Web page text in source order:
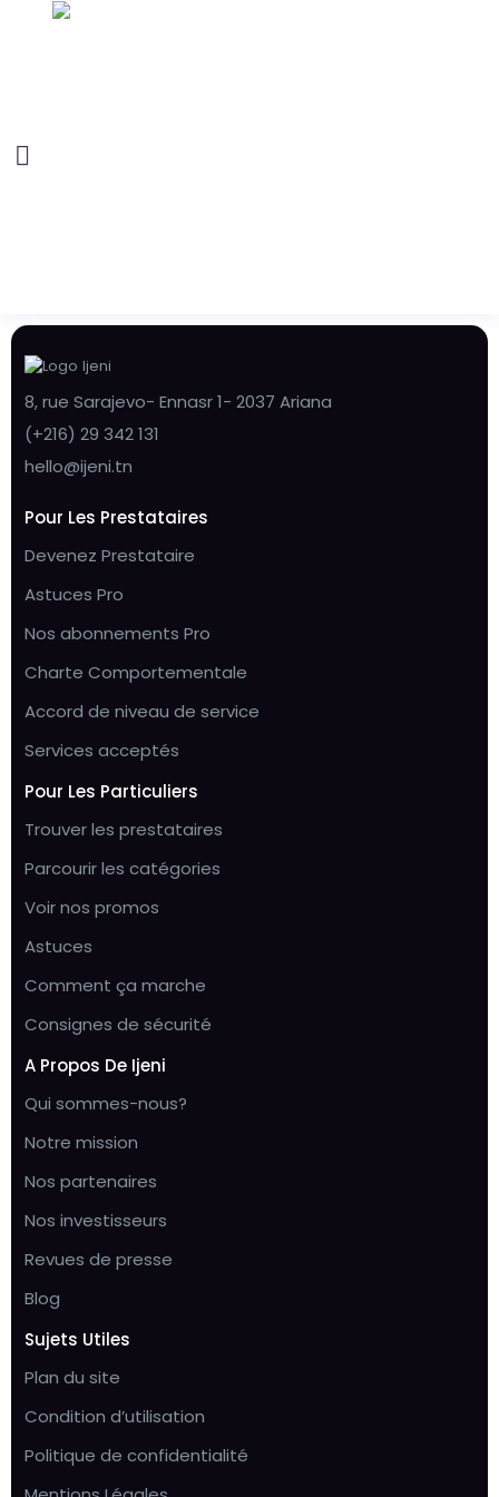
8, rue Sarajevo- Ennasr 1- 2037 Ariana
(+216) 29 342 131
hello@ijeni.tn
Pour Les Prestataires
Devenez Prestataire
Astuces Pro
Nos abonnements Pro
Charte Comportementale
Accord de niveau de service
Services acceptés
Pour Les Particuliers
Trouver les prestataires
Parcourir les catégories
Voir nos promos
Astuces
Comment ça marche
Consignes de sécurité
A Propos De Ijeni
Qui sommes-nous?
Notre mission
Nos partenaires
Nos investisseurs
Revues de presse
Blog
Sujets Utiles
Plan du site
Condition d’utilisation
Politique de confidentialité